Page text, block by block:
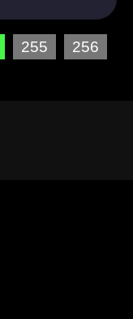
255
256